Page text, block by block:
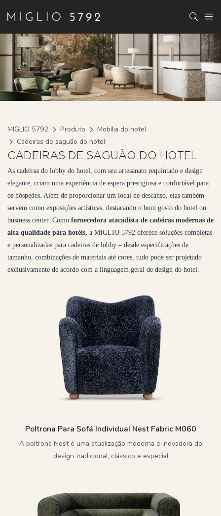
MIGLIO 5792 Produto
Mobília do hotel
Cadeiras de saguão do hotel
CADEIRAS DE SAGUÃO DO HOTEL
As cadeiras do lobby do hotel, com seu artesanato requintado e design
elegante, criam uma experiência de espera prestigiosa e confortável para
os hóspedes. Além de proporcionar um local de descanso, elas também
servem como exposições artísticas, destacando o bom gosto do hotel ou
business center. Como fornecedora atacadista de cadeiras modernas de
alta qualidade para hotéis, a MIGLIO 5792 oferece soluções completas
e personalizadas para cadeiras de lobby – desde especificações de
tamanho, combinações de materiais até cores, tudo pode ser projetado
exclusivamente de acordo com a linguagem geral de design do hotel.
Poltrona Para Sofá Individual Nest Fabric M060
A poltrona Nest é uma atualização moderna e inovadora do
design tradicional, clássico e especial